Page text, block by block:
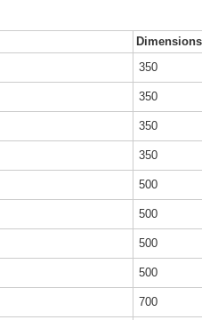
Dimensions
350
350
350
350
500
500
500
500
700